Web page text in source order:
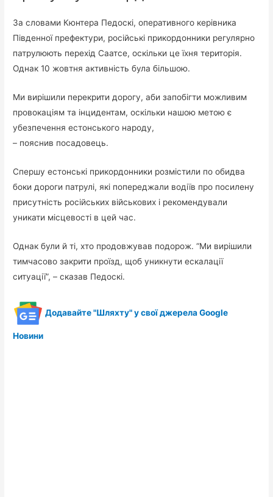
За словами Кюнтера Педоскі, оперативного керівника
Південної префектури, російські прикордонники регулярно
патрулюють перехід Саатсе, оскільки це їхня територія.
Однак 10 жовтня активність була більшою.
Ми вирішили перекрити дорогу, аби запобігти можливим
провокаціям та інцидентам, оскільки нашою метою є
убезпечення естонського народу,
– пояснив посадовець.
Спершу естонські прикордонники розмістили по обидва
боки дороги патрулі, які попереджали водіїв про посилену
присутність російських військових і рекомендували
уникати місцевості в цей час.
Однак були й ті, хто продовжував подорож. “Ми вирішили
тимчасово закрити проїзд, щоб уникнути ескалації
ситуації”, – сказав Педоскі.
Додавайте "Шляхту" у свої джерела Google
Новини